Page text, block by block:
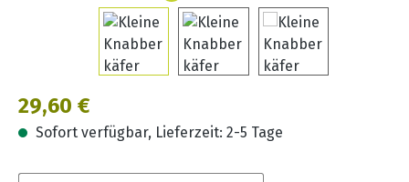
Regulärer Preis:
29,60 €
Sofort verfügbar, Lieferzeit: 2-5 Tage